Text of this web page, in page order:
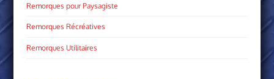
Remorques pour Paysagiste
Remorques Récréatives
Remorques Utilitaires